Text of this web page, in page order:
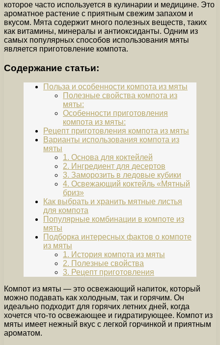
которое часто используется в кулинарии и медицине. Это
ароматное растение с приятным свежим запахом и
вкусом. Мята содержит много полезных веществ, таких
как витамины, минералы и антиоксиданты. Одним из
самых популярных способов использования мяты
является приготовление компота.
Содержание статьи:
Польза и особенности компота из мяты
Полезные свойства компота из
мяты:
Особенности приготовления
компота из мяты:
Рецепт приготовления компота из мяты
Варианты использования компота из
мяты
1. Основа для коктейлей
2. Ингредиент для десертов
3. Заморозить в ледовые кубики
4. Освежающий коктейль «Мятный
бриз»
Как выбрать и хранить мятные листья
для компота
Популярные комбинации в компоте из
мяты
Подборка интересных фактов о компоте
из мяты
1. История компота из мяты
2. Полезные свойства
3. Рецепт приготовления
Компот из мяты — это освежающий напиток, который
можно подавать как холодным, так и горячим. Он
идеально подходит для горячих летних дней, когда
хочется что-то освежающее и гидратирующее. Компот из
мяты имеет нежный вкус с легкой горчинкой и приятным
ароматом.